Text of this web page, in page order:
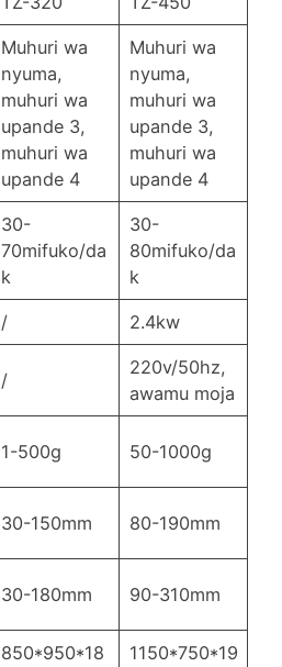
Muhuri wa
nyuma,
muhuri wa
upande 3,
muhuri wa
upande 4
Muhuri wa
nyuma,
muhuri wa
upande 3,
muhuri wa
upande 4
30-
70mifuko/da
k
30-
80mifuko/da
k
/ 2.4kw
/
220v/50hz,
awamu moja
1-500g 50-1000g
30-150mm 80-190mm
30-180mm 90-310mm
850*950*18
1150*750*19